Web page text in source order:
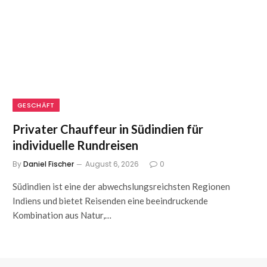
GESCHÄFT
Privater Chauffeur in Südindien für
individuelle Rundreisen
ByDaniel Fischer August 6, 2026 0
Südindien ist eine der abwechslungsreichsten Regionen
Indiens und bietet Reisenden eine beeindruckende
Kombination aus Natur,…